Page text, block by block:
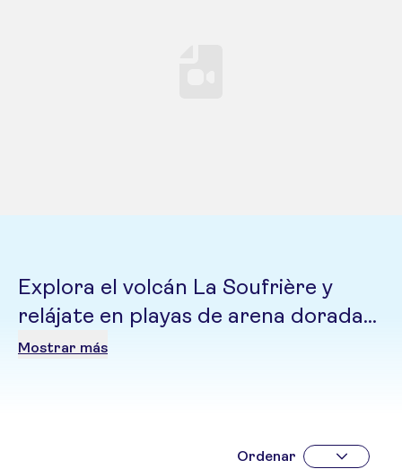
Explora el volcán La Soufrière y
relájate en playas de arena dorada
bañadas por aguas turquesas.
Mostrar más
Ordenar